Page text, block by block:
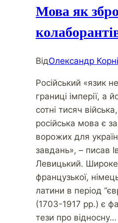
Мова як
ВідОлександр
Російський «язик
границі імперії, а
сотні тисяч
російська мова є
ворожих для
завдань», – писав
Левицький. Широке
французької,
латини в період
(1703-1917 рр.) є
тези про відносну…